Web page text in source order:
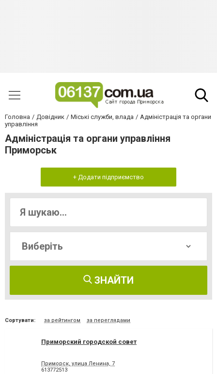
Головна Довідник Міські служби, влада
Адміністрація та органи
управління
Адміністрація та органи управління
Приморськ
+ Додати підприємство
ЗНАЙТИ
Сортувати: за рейтингом за переглядами
Приморский городской совет
Приморск, улица Ленина, 7
613772513